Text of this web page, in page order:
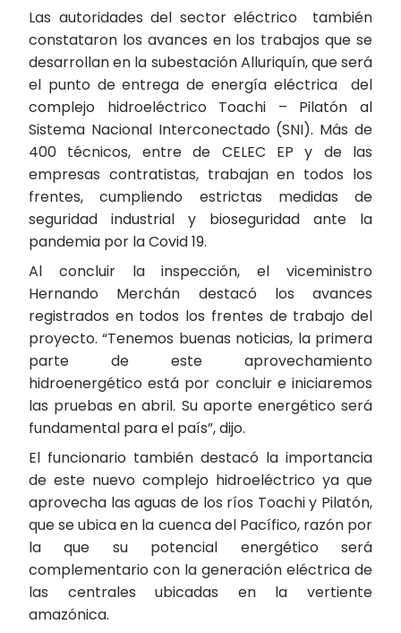
Las autoridades del sector eléctrico también
constataron los avances en los trabajos que se
desarrollan en la subestación Alluriquín, que será
el punto de entrega de energía eléctrica del
complejo hidroeléctrico Toachi – Pilatón al
Sistema Nacional Interconectado (SNI). Más de
400 técnicos, entre de CELEC EP y de las
empresas contratistas, trabajan en todos los
frentes, cumpliendo estrictas medidas de
seguridad industrial y bioseguridad ante la
pandemia por la Covid 19.
Al concluir la inspección, el viceministro
Hernando Merchán destacó los avances
registrados en todos los frentes de trabajo del
proyecto. “Tenemos buenas noticias, la primera
parte de este aprovechamiento
hidroenergético está por concluir e iniciaremos
las pruebas en abril. Su aporte energético será
fundamental para el país”, dijo.
El funcionario también destacó la importancia
de este nuevo complejo hidroeléctrico ya que
aprovecha las aguas de los ríos Toachi y Pilatón,
que se ubica en la cuenca del Pacífico, razón por
la que su potencial energético será
complementario con la generación eléctrica de
las centrales ubicadas en la vertiente
amazónica.